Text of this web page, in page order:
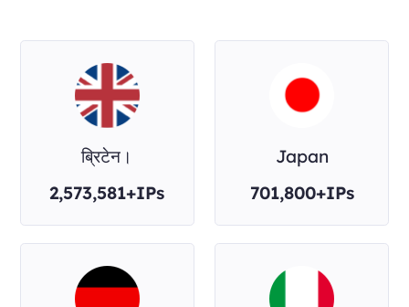
ब्रिटेन।
2,573,581+IPs
Japan
701,800+IPs